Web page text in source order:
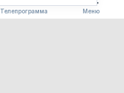
Телепрограмма Меню